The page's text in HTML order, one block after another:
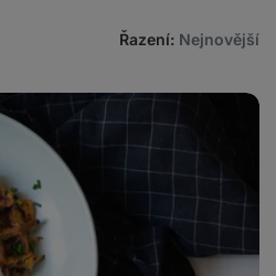
Řazení: Nejnovější